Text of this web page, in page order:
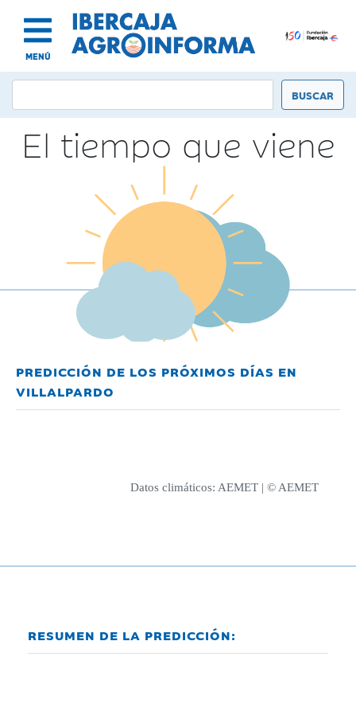
MENÚ
El tiempo que viene
PREDICCIÓN DE LOS PRÓXIMOS DÍAS EN
VILLALPARDO
Datos climáticos: AEMET | © AEMET
RESUMEN DE LA PREDICCIÓN: